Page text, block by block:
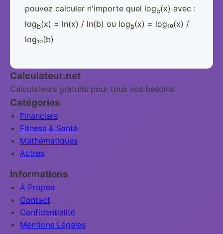
pouvez calculer n'importe quel logb(x) avec :
logb(x) = ln(x) / ln(b) ou logb(x) = log₁₀(x) /
log₁₀(b)
Calculateur.net
Calculateurs gratuits pour tous vos besoins
Catégories
Financiers
Fitness & Santé
Mathématiques
Autres
Informations
À Propos
Contact
Confidentialité
Mentions Légales